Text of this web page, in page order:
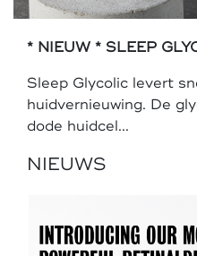
* NIEUW * SLEEP
Sleep Glycolic levert
huidvernieuwing. De
dode huidcel...
NIEUWS